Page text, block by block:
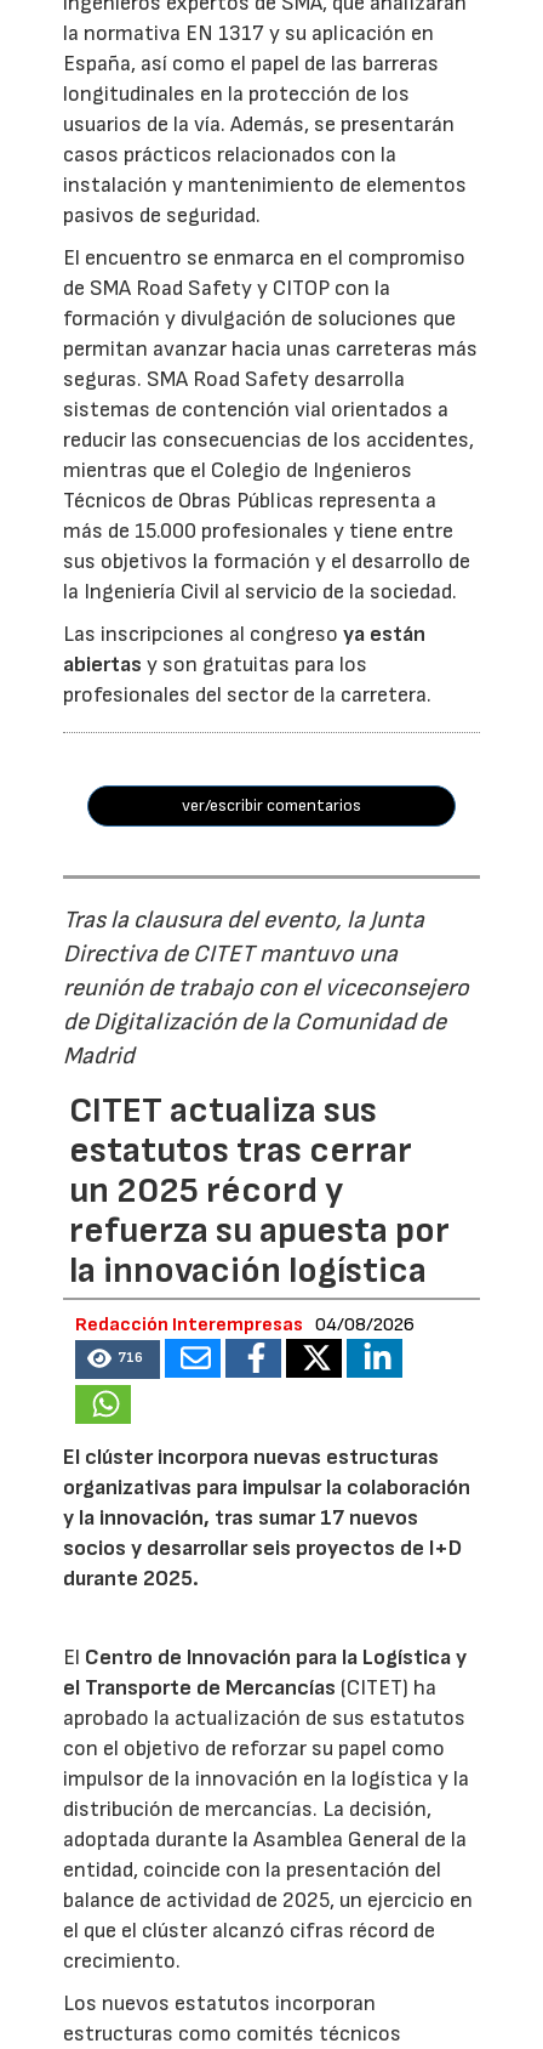
la normativa EN 1317 y su aplicación en
España, así como el papel de las barreras
longitudinales en la protección de los
usuarios de la vía. Además, se presentarán
casos prácticos relacionados con la
instalación y mantenimiento de elementos
pasivos de seguridad.
El encuentro se enmarca en el compromiso
de SMA Road Safety y CITOP con la
formación y divulgación de soluciones que
permitan avanzar hacia unas carreteras más
seguras. SMA Road Safety desarrolla
sistemas de contención vial orientados a
reducir las consecuencias de los accidentes,
mientras que el Colegio de Ingenieros
Técnicos de Obras Públicas representa a
más de 15.000 profesionales y tiene entre
sus objetivos la formación y el desarrollo de
la Ingeniería Civil al servicio de la sociedad.
Las inscripciones al congresoya están
abiertas y son gratuitas para los
profesionales del sector de la carretera.
ver/escribir comentarios
Tras la clausura del evento, la Junta
Directiva de CITET mantuvo una
reunión de trabajo con el viceconsejero
de Digitalización de la Comunidad de
Madrid
CITET actualiza sus
estatutos tras cerrar
un 2025 récord y
refuerza su apuesta por
la innovación logística
Redacción Interempresas 04/08/2026
716
El clúster incorpora nuevas estructuras
organizativas para impulsar la colaboración
y la innovación, tras sumar 17 nuevos
socios y desarrollar seis proyectos de I+D
durante 2025.
El Centro de Innovación para la Logística y
el Transporte de Mercancías (CITET) ha
aprobado la actualización de sus estatutos
con el objetivo de reforzar su papel como
impulsor de la innovación en la logística y la
distribución de mercancías. La decisión,
adoptada durante la Asamblea General de la
entidad, coincide con la presentación del
balance de actividad de 2025, un ejercicio en
el que el clúster alcanzó cifras récord de
crecimiento.
Los nuevos estatutos incorporan
estructuras como comités técnicos